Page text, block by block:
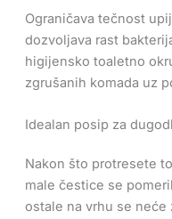
Ograničava tečnost
dozvoljava rast
higijensko toaletno
zgrušanih komada uz
Idealan posip za
Nakon što protresete
male čestice se
ostale na vrhu se neće